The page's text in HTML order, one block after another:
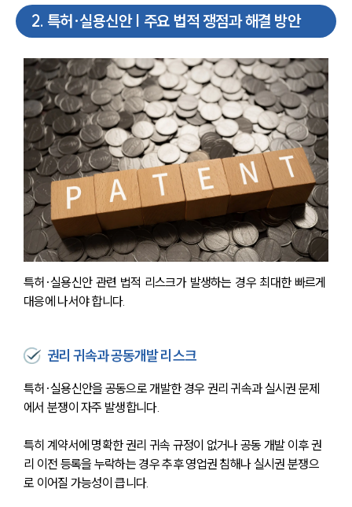
2. 특허·실용신안 | 주요 법적 쟁점과 해결 방안
특허·실용신안 관련 법적 리스크가 발생하는 경우 최대한 빠르게
대응에 나서야 합니다.
권리 귀속과 공동개발 리스크
특허·실용신안을 공동으로 개발한 경우 권리 귀속과 실시권 문제
에서 분쟁이 자주 발생합니다.
특히 계약서에 명확한 권리 귀속 규정이 없거나 공동 개발 이후 권
리 이전 등록을 누락하는 경우 추후 영업권 침해나 실시권 분쟁으
로 이어질 가능성이 큽니다.